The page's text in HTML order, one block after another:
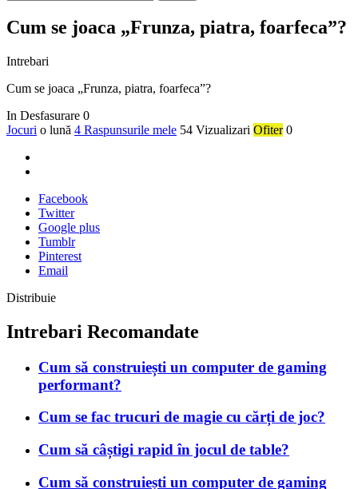
Cum se joaca „Frunza, piatra, foarfeca”?
Intrebari
Cum se joaca „Frunza, piatra, foarfeca”?
In Desfasurare 0
Jocuri o lună 4 Raspunsurile mele 54 Vizualizari Ofiter 0
Facebook
Twitter
Google plus
Tumblr
Pinterest
Email
Distribuie
Intrebari Recomandate
Cum să construiești un computer de gaming
performant?
Cum se fac trucuri de magie cu cărți de joc?
Cum să câștigi rapid în jocul de table?
Cum să construiești un computer de gaming